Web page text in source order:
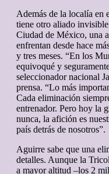
Además de la localía en
tiene otro aliado
Ciudad de México, una
enfrentan desde hace
y tres meses. “En los
equivoqué y
seleccionador nacional
prensa. “Lo más
Cada eliminación
entrenador. Pero hoy la
nunca, la afición es
país detrás de nosotros”.
Aguirre sabe que una
detalles. Aunque la
a mayor altitud –los 2